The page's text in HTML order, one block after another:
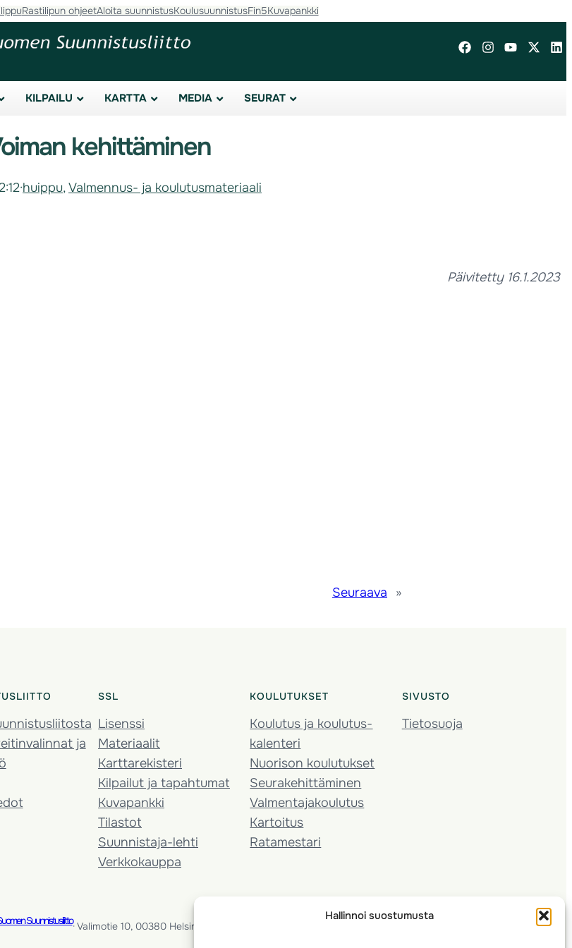
Hallinnoi suostumusta
Rastilipun ohjeetAloita suunnistusKoulusuunnistusFin5Kuvapankki
KILPAILU KARTTA MEDIA SEURAT
kehittäminen
·huippu, Valmennus- ja koulutusmateriaali
Päivitetty 16.1.2023
Seuraava »
ja
SSL
Lisenssi
Materiaalit
Karttarekisteri
Kilpailut ja tapahtumat
Kuvapankki
Tilastot
Suunnistaja-lehti
Verkkokauppa
KOULUTUKSET
Koulutus ja koulutus­
kalenteri
Nuorison koulutukset
Seura­kehittäminen
Valmentaja­koulutus
Kartoitus
Ratamestari
SIVUSTO
Tietosuoja
Suunnistusliitto· Valimotie 10, 00380 Helsinki, Finland